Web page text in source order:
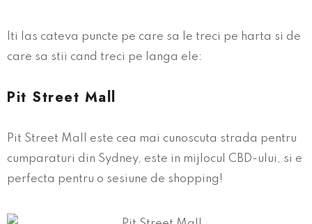
Iti las cateva puncte pe care sa le treci pe harta si de
care sa stii cand treci pe langa ele:
Pit Street Mall
Pit Street Mall este cea mai cunoscuta strada pentru
cumparaturi din Sydney, este in mijlocul CBD-ului, si e
perfecta pentru o sesiune de shopping!